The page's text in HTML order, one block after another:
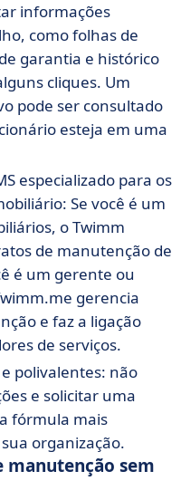
informações
como folhas de
garantia e histórico
cliques. Um
pode ser consultado
esteja em uma
especializado para os
Se você é um
o Twimm
de manutenção de
é um gerente ou
gerencia
e faz a ligação
de serviços.
polivalentes: não
e solicitar uma
fórmula mais
organização.
manutenção sem